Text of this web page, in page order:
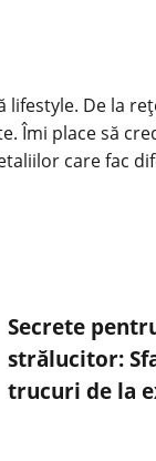
De la
Îmi place să
care fac
Secrete
strălucitor:
trucuri de la